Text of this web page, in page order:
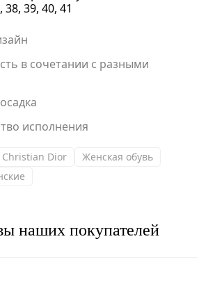
38, 39, 40, 41
в сочетании с разными
исполнения
Christian Dior
Женская обувь
наших покупателей